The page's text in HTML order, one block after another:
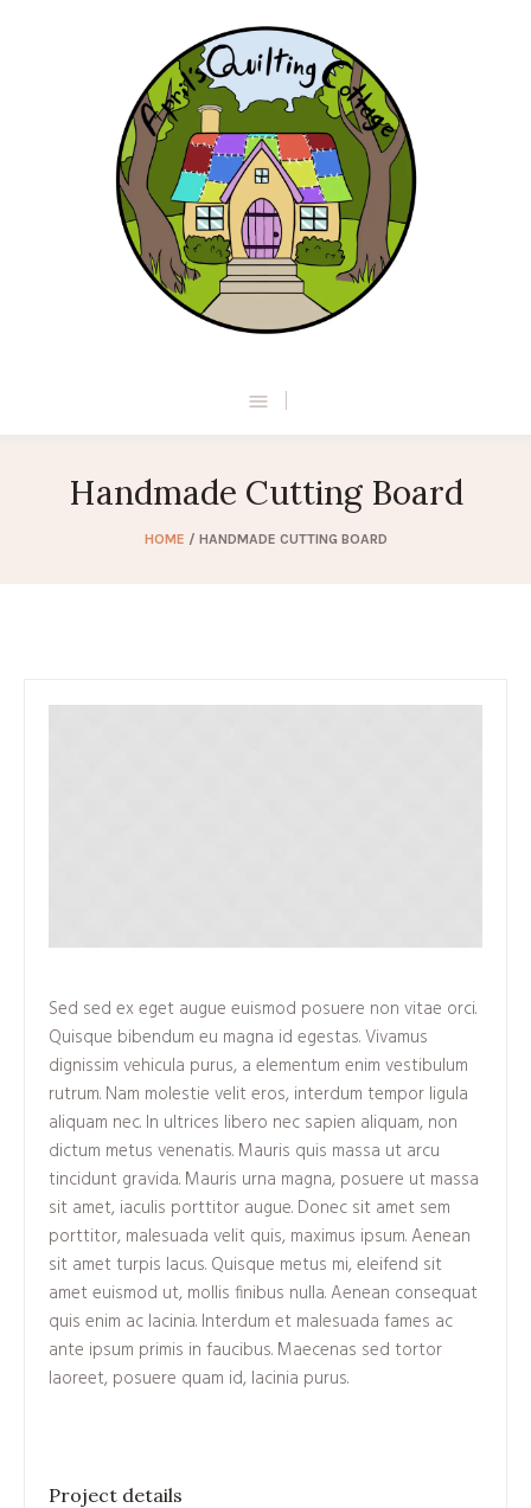
Handmade Cutting Board
HOME / HANDMADE CUTTING BOARD
Sed sed ex eget augue euismod posuere non vitae orci.
Quisque bibendum eu magna id egestas. Vivamus
dignissim vehicula purus, a elementum enim vestibulum
rutrum. Nam molestie velit eros, interdum tempor ligula
aliquam nec. In ultrices libero nec sapien aliquam, non
dictum metus venenatis. Mauris quis massa ut arcu
tincidunt gravida. Mauris urna magna, posuere ut massa
sit amet, iaculis porttitor augue. Donec sit amet sem
porttitor, malesuada velit quis, maximus ipsum. Aenean
sit amet turpis lacus. Quisque metus mi, eleifend sit
amet euismod ut, mollis finibus nulla. Aenean consequat
quis enim ac lacinia. Interdum et malesuada fames ac
ante ipsum primis in faucibus. Maecenas sed tortor
laoreet, posuere quam id, lacinia purus.
Project details